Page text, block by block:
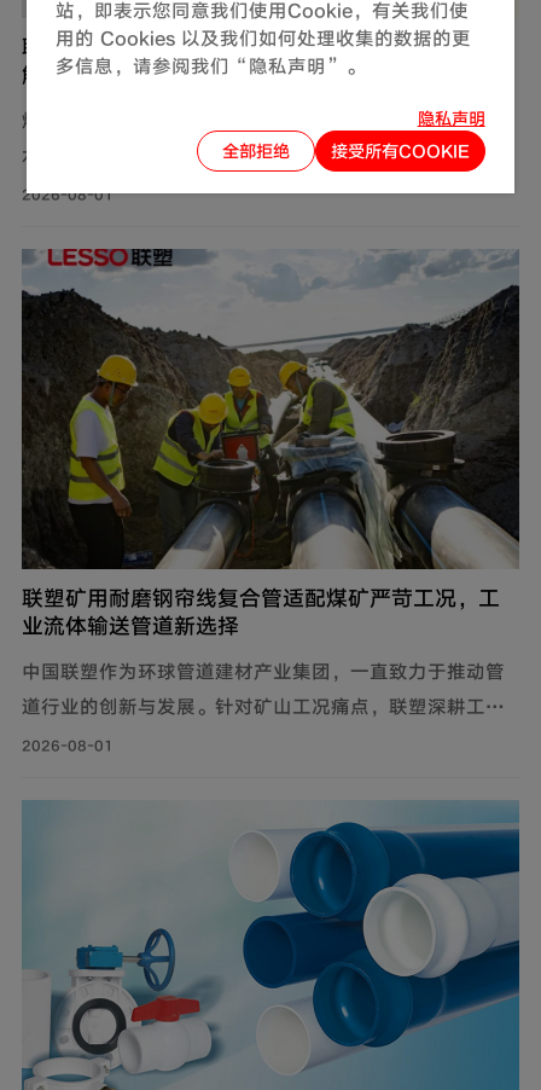
联塑燃气用不锈钢波纹软管，完善家装定制化管道
解决方案
燃气，作为现代生活中不可或缺的能源，满足了我们对热
水、美食以及舒适生活环境的追求。然而，燃气使用的安
全问题同样需要关注。联塑围绕家装场景打造定制化管道
质保障家庭用气流畅稳定，为住户营造安心居家环境。
2026-08-01
联塑矿用耐磨钢帘线复合管适配煤矿严苛工况，工
业流体输送管道新选择
中国联塑作为环球管道建材产业集团，一直致力于推动管
道行业的创新与发展。针对矿山工况痛点，联塑深耕工业
流体输送管道领域，为解决煤矿井下钢制管道腐蚀严重、
层、钢帘线增强层、聚乙烯外管层复合而成。
2026-08-01
站，即表示您同意我们使用Cookie，有关我们使
用的 Cookies 以及我们如何处理收集的数据的更
多信息，请参阅我们“隐私声明”。
隐私声明
全部拒绝
接受所有COOKIE